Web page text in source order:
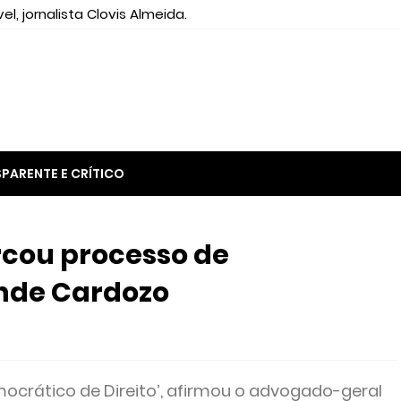
jornalista Clovis Almeida.
E CRÍTICO
processo de
Cardozo
de Direito’, afirmou o advogado-geral